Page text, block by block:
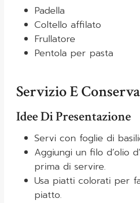
Padella
Coltello affilato
Frullatore
Pentola per pasta
Servizio E
Idee Di Presentazione
Servi con foglie di
Aggiungi un filo d’olio
prima di servire.
Usa piatti colorati per
piatto.